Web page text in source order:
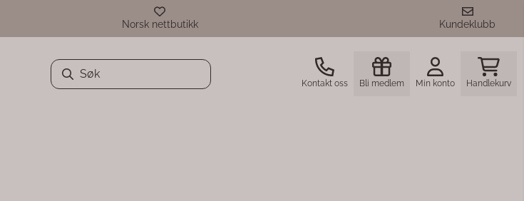
Norsk nettbutikk Kundeklubb
Kontakt oss Bli medlem Min konto Handlekurv